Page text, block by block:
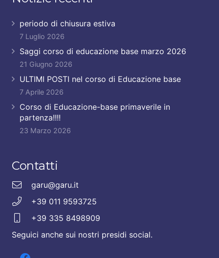
periodo di chiusura estiva
7 Luglio 2026
Saggi corso di educazione base marzo 2026
21 Giugno 2026
ULTIMI POSTI nel corso di Educazione base
7 Aprile 2026
Corso di Educazione-base primaverile in
partenza!!!!
23 Marzo 2026
Contatti
garu@garu.it
+39 011 9593725
+39 335 8498909
Seguici anche sui nostri presidi social.